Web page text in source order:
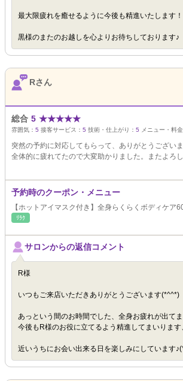
最大限疲れを癒せるように今後も精進いたします！
黒様のまたのお越しを心よりお待ちしております♪
Rさん
総合 5 ★★★★★
雰囲気： 5 接客サービス： 5 技術・仕上がり： 5 メニュー・料金
突然の予約に対応してもらって、ありがとうございま
全体的に疲れてたので大変助かりました。またよろし
予約時のクーポン・メニュー
【ホットアイマスク付き】全身らくらくボディケア
ﾘﾗｸ
サロンからの返信コメント
R様
いつもご来店いただきありがとうございます(*^^*)
あっという間のお時間でした、全身お疲れが出てま
今後もR様のお役に立てるよう精進してまいります
近いうちにお会い出来る日を楽しみにしています